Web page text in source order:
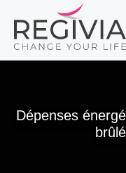
contenu
Dépenses